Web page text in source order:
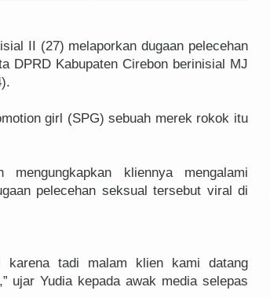
II (27) melaporkan dugaan pelecehan
DPRD Kabupaten Cirebon berinisial MJ
girl (SPG) sebuah merek rokok itu
kliennya mengalami
pelecehan seksual tersebut viral di
karena tadi malam klien kami datang
ujar Yudia kepada awak media selepas